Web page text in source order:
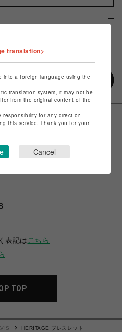
表記は こちら
TOP
HERITAGE ブレスレット
translation>
into a foreign language using the
translation system, it may not be
from the original content of the
for any direct or
this service. Thank you for your
Cancel